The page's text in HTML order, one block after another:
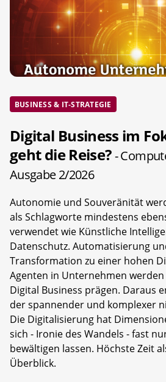
BUSINESS & IT-STRATEGIE
Digital Business im
geht die Reise?-
Ausgabe 2/2026
Autonomie und Souveränität
als Schlagworte mindestens
verwendet wie Künstliche
Datenschutz. Automatisierung
Transformation zu einer hohen
Agenten in Unternehmen
Digital Business prägen. Daraus
der spannender und komplexer
Die Digitalisierung hat
sich - Ironie des Wandels - fast
bewältigen lassen. Höchste Zeit
Überblick.